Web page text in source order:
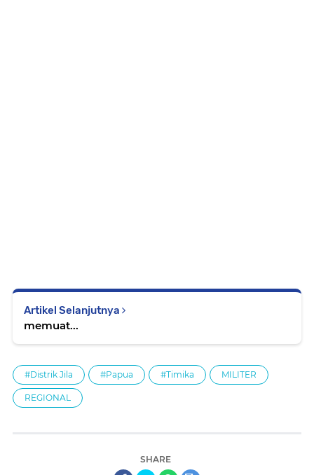
Artikel Selanjutnya
memuat...
#Distrik Jila #Papua #Timika MILITER
REGIONAL
SHARE